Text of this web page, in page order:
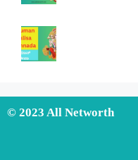
© 2023 All Networth